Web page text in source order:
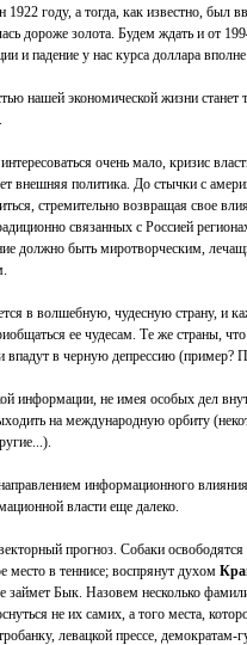
1922 году, а тогда, как известно, был
дороже золота. Будем ждать и от
и падение у нас курса доллара
нашей экономической жизни
очень мало, кризис
внешняя политика. До стычки с
стремительно возвращая свое
связанных с Россией
должно быть миротворческим,
в волшебную, чудесную страну, и
ее чудесам. Те же страны,
впадут в черную депрессию (пример?
информации, не имея особых дел
на международную орбиту
информационного
власти еще далеко.
прогноз. Собаки освободятся
место в теннисе; воспрянут духом
займет Бык. Назовем несколько
не их самих, а того места,
левацкой прессе, демократам-